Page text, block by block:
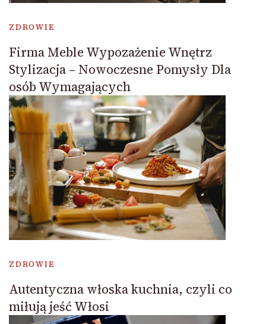
ZDROWIE
Firma Meble Wypozażenie Wnętrz
Stylizacja – Nowoczesne Pomysły Dla
osób Wymagających
ZDROWIE
Autentyczna włoska kuchnia, czyli co
miłują jeść Włosi